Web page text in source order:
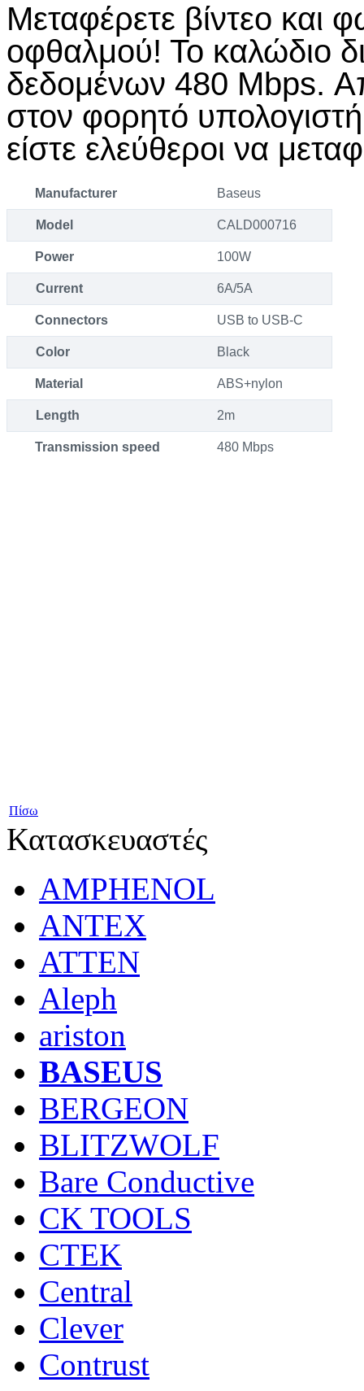
Μεταφέρετε βίντεο και
οφθαλμού! Το καλώδιο
δεδομένων 480 Mbps.
στον φορητό
είστε ελεύθεροι να
Manufacturer Baseus
Model CALD000716
Power 100W
Current 6A/5A
Connectors USB to USB-C
Color Black
Material ABS+nylon
Length 2m
Transmission speed 480 Mbps
Πίσω
Κατασκευαστές
AMPHENOL
ANTEX
ATTEN
Aleph
ariston
BASEUS
BERGEON
BLITZWOLF
Bare Conductive
CK TOOLS
CTEK
Central
Clever
Contrust